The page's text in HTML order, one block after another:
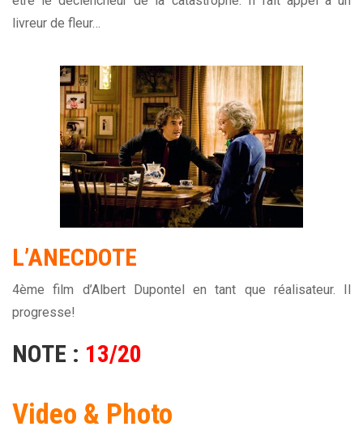
livreur de fleur…
L’ANECDOTE
4ème film d’Albert Dupontel en tant que réalisateur. Il
progresse!
NOTE : 13/20
Video & Photo